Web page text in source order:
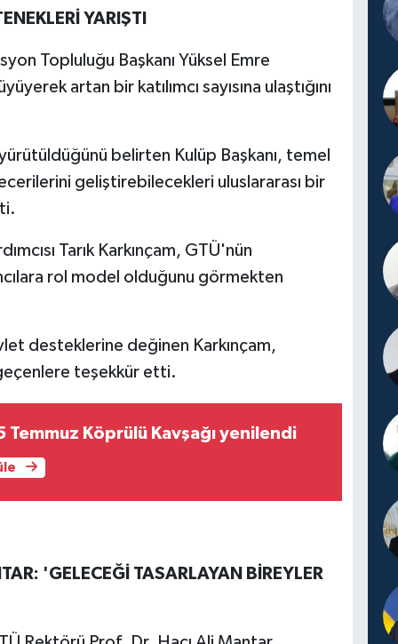
YARIŞTI
Topluluğu Başkanı Yüksel Emre
artan bir katılımcı sayısına ulaştığını
belirten Kulüp Başkanı, temel
geliştirebilecekleri uluslararası bir
Tarık Karkınçam, GTÜ'nün
rol model olduğunu görmekten
desteklerine değinen Karkınçam,
teşekkür etti.
Temmuz Köprülü Kavşağı yenilendi
'GELECEĞİ TASARLAYAN BİREYLER